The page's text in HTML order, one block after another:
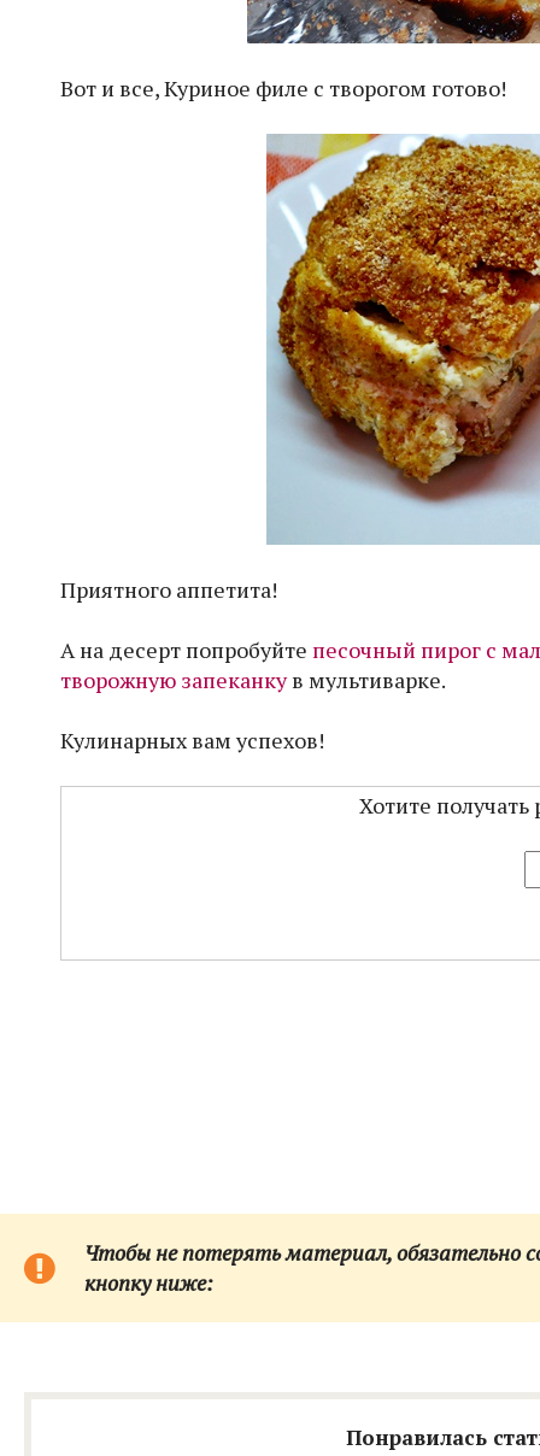
Вот и все, Куриное филе с творогом готово!
Приятного аппетита!
А на десерт попробуйте песочный пирог с
творожную запеканкув мультиварке.
Кулинарных вам успехов!
Хотите
Чтобы не потерять материал, обязательно
кнопку ниже:
Понравилась